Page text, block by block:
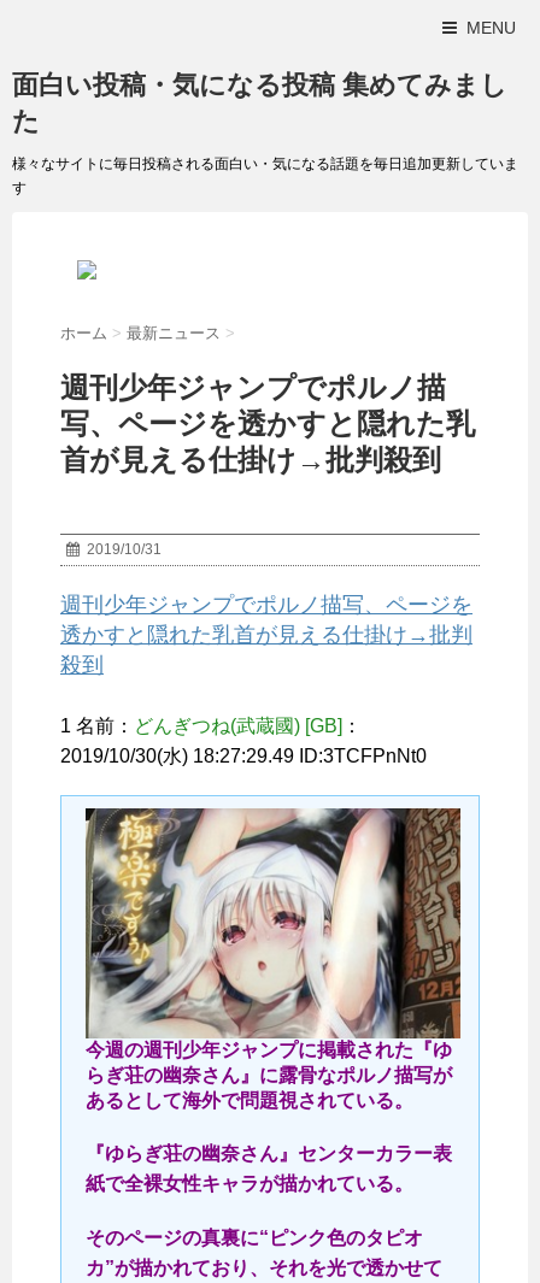
MENU
面白い投稿・気になる投稿 集めてみまし
た
様々なサイトに毎日投稿される面白い・気になる話題を毎日追加更新していま
す
ホーム > 最新ニュース >
週刊少年ジャンプでポルノ描
写、ページを透かすと隠れた乳
首が見える仕掛け→批判殺到
2019/10/31
週刊少年ジャンプでポルノ描写、ページを
透かすと隠れた乳首が見える仕掛け→批判
殺到
1 名前： どんぎつね(武蔵國) [GB] ：
2019/10/30(水) 18:27:29.49 ID:3TCFPnNt0
今週の週刊少年ジャンプに掲載された『ゆ
らぎ荘の幽奈さん』に露骨なポルノ描写が
あるとして海外で問題視されている。
『ゆらぎ荘の幽奈さん』センターカラー表
紙で全裸女性キャラが描かれている。
そのページの真裏に“ピンク色のタピオ
カ”が描かれており、それを光で透かせて